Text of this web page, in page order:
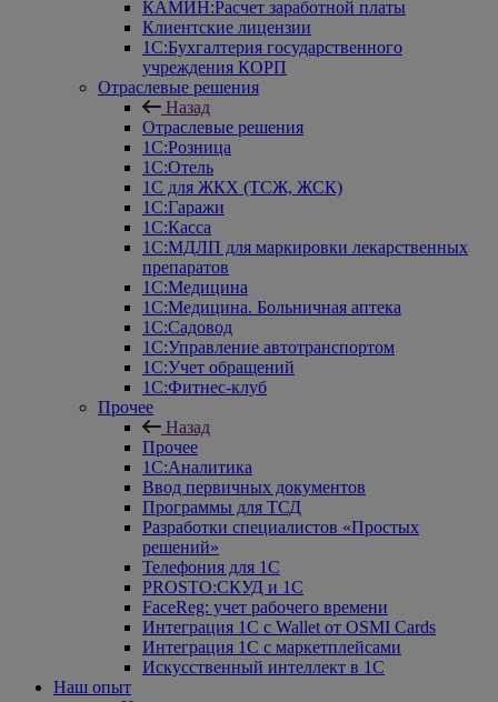
КАМИН:Расчет заработной платы
Клиентские лицензии
1С:Бухгалтерия государственного
учреждения КОРП
Отраслевые решения
Назад
Отраслевые решения
1С:Розница
1С:Отель
1С для ЖКХ (ТСЖ, ЖСК)
1С:Гаражи
1С:Касса
1С:МДЛП для маркировки лекарственных
препаратов
1С:Медицина
1С:Медицина. Больничная аптека
1С:Садовод
1С:Управление автотранспортом
1С:Учет обращений
1С:Фитнес-клуб
Прочее
Назад
Прочее
1С:Аналитика
Ввод первичных документов
Программы для ТСД
Разработки специалистов «Простых
решений»
Телефония для 1С
PROSTO:СКУД и 1С
FaceReg: учет рабочего времени
Интеграция 1С с Wallet от OSMI Cards
Интеграция 1С с маркетплейсами
Искусственный интеллект в 1С
Наш опыт